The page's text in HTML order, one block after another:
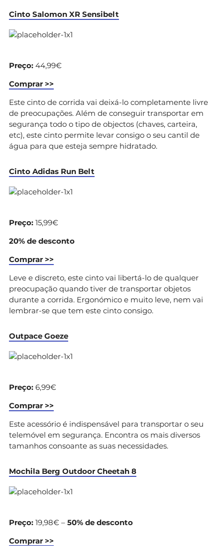
Cinto Salomon XR Sensibelt
Preço: 44,99€
Comprar >>
Este cinto de corrida vai deixá-lo completamente livre
de preocupações. Além de conseguir transportar em
segurança todo o tipo de objectos (chaves, carteira,
etc), este cinto permite levar consigo o seu cantil de
água para que esteja sempre hidratado.
Cinto Adidas Run Belt
Preço: 15,99€
20% de desconto
Comprar >>
Leve e discreto, este cinto vai libertá-lo de qualquer
preocupação quando tiver de transportar objetos
durante a corrida. Ergonómico e muito leve, nem vai
lembrar-se que tem este cinto consigo.
Outpace Goeze
Preço: 6,99€
Comprar >>
Este acessório é indispensável para transportar o seu
telemóvel em segurança. Encontra os mais diversos
tamanhos consoante as suas necessidades.
Mochila Berg Outdoor Cheetah 8
Preço: 19,98€ – 50% de desconto
Comprar >>